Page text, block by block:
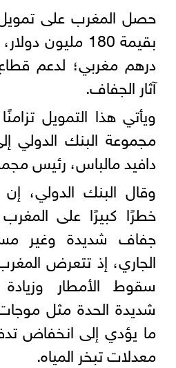
حصل المغرب على
درهم مغربي؛ لدعم
آثار الجفاف.
ويأتي هذا التمويل
مجموعة البنك الدولي
دافيد مالباس، رئيس
وقال البنك الدولي،
خطرًا كبيرًا على
جفاف شديدة وغير
الجاري، إذ تتعرض
سقوط الأمطار وزيادة
شديدة الحدة مثل
ما يؤدي إلى انخفاض
معدلات تبخر المياه.